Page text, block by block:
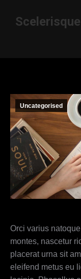
Uncategorised
Orci varius
montes, nascetur
placerat urna sit
eleifend metus eu